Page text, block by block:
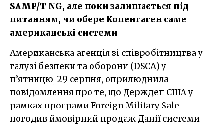
SAMP/T NG, але поки залишається під
питанням, чи обере Копенгаген саме
американські системи
Американська агенція зі співробітництва у
галузі безпеки та оборони (DSCA) у
п’ятницю, 29 cерпня, оприлюднила
повідомлення про те, що Держдеп США у
рамках програми Foreign Military Sale
погодив ймовірний продаж Данії системи